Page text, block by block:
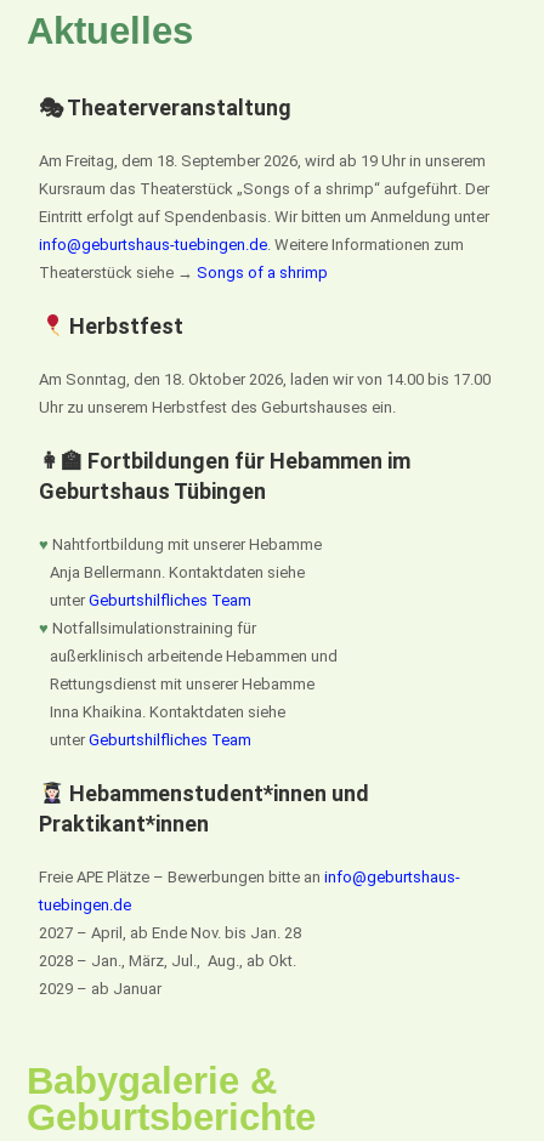
Aktuelles
🎭 Theaterveranstaltung
Am Freitag, dem 18. September 2026, wird ab 19 Uhr in unserem
Kursraum das Theaterstück „Songs of a shrimp“ aufgeführt. Der
Eintritt erfolgt auf Spendenbasis. Wir bitten um Anmeldung unter
info@geburtshaus-tuebingen.de. Weitere Informationen zum
Theaterstück siehe →Songs of a shrimp
Herbstfest
Am Sonntag, den 18. Oktober 2026, laden wir von 14.00 bis 17.00
Uhr zu unserem Herbstfest des Geburtshauses ein.
👩‍🏫 Fortbildungen für Hebammen im
Geburtshaus Tübingen
♥ Nahtfortbildung mit unserer Hebamme
Anja Bellermann. Kontaktdaten siehe
unterGeburtshilfliches Team
♥ Notfallsimulationstraining für
außerklinisch arbeitende Hebammen und
Rettungsdienst mit unserer Hebamme
Inna Khaikina. Kontaktdaten siehe
unterGeburtshilfliches Team
Hebammenstudent*innen und
Praktikant*innen
Freie APE Plätze – Bewerbungen bitte aninfo@geburtshaus-
tuebingen.de
2027 – April, ab Ende Nov. bis Jan. 28
2028 – Jan., März, Jul., Aug., ab Okt.
2029 – ab Januar
Babygalerie &
Geburtsberichte